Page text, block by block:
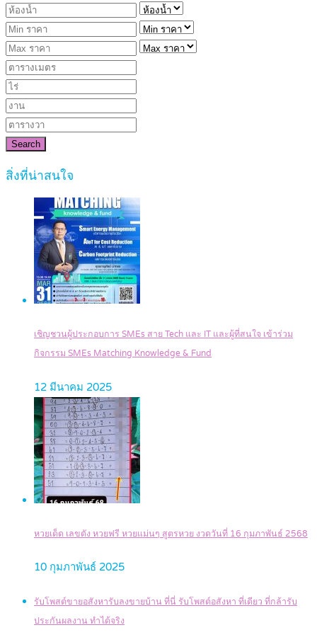
Search
สิ่งที่น่าสนใจ
เชิญชวนผู้ประกอบการ SMEs สาย Tech และ IT และผู้ที่สนใจ เข้าร่วม
กิจกรรม SMEs Matching Knowledge & Fund
12 มีนาคม 2025
หวยเด็ด เลขดัง หวยฟรี หวยแม่นๆ สูตรหวย งวดวันที่ 16 กุมภาพันธ์ 2568
10 กุมภาพันธ์ 2025
รับโพสต์ขายอสังหารับลงขายบ้าน ที่นี่ รับโพสต์อสังหา ที่เดียว ที่กล้ารับ
ประกันผลงาน ทำได้จริง